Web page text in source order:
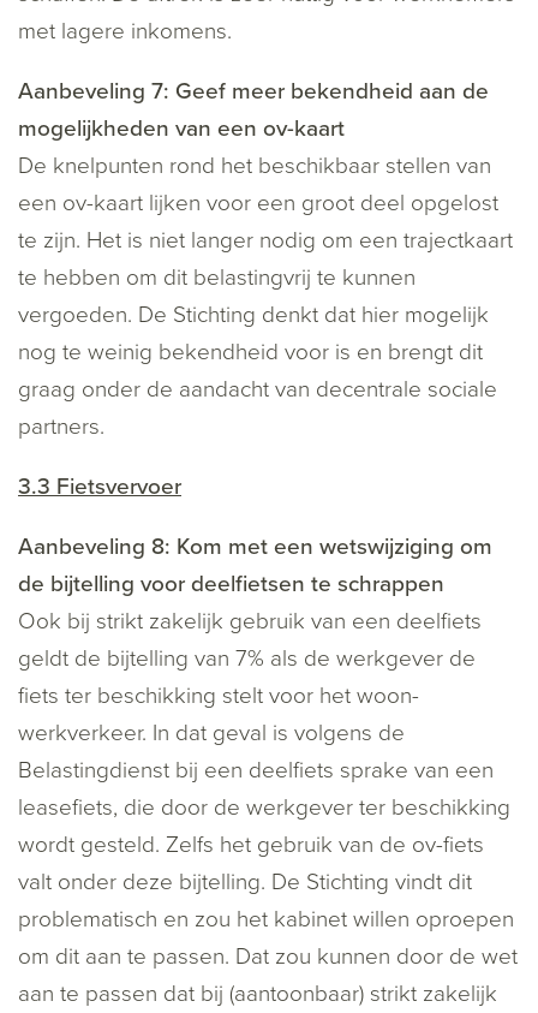
met lagere inkomens.
Aanbeveling 7: Geef meer bekendheid aan de
mogelijkheden van een ov-kaart
De knelpunten rond het beschikbaar stellen van
een ov-kaart lijken voor een groot deel opgelost
te zijn. Het is niet langer nodig om een trajectkaart
te hebben om dit belastingvrij te kunnen
vergoeden. De Stichting denkt dat hier mogelijk
nog te weinig bekendheid voor is en brengt dit
graag onder de aandacht van decentrale sociale
partners.
3.3 Fietsvervoer
Aanbeveling 8: Kom met een wetswijziging om
de bijtelling voor deelfietsen te schrappen
Ook bij strikt zakelijk gebruik van een deelfiets
geldt de bijtelling van 7% als de werkgever de
fiets ter beschikking stelt voor het woon-
werkverkeer. In dat geval is volgens de
Belastingdienst bij een deelfiets sprake van een
leasefiets, die door de werkgever ter beschikking
wordt gesteld. Zelfs het gebruik van de ov-fiets
valt onder deze bijtelling. De Stichting vindt dit
problematisch en zou het kabinet willen oproepen
om dit aan te passen. Dat zou kunnen door de wet
aan te passen dat bij (aantoonbaar) strikt zakelijk